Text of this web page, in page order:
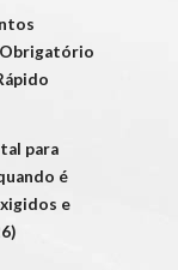
Obrigatório
para
é
e